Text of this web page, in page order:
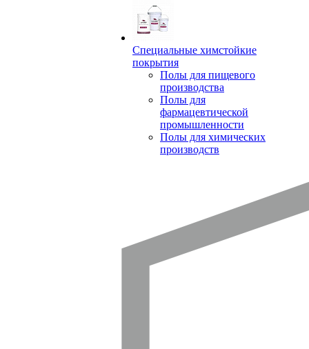
Специальные химстойкие
покрытия
Полы для пищевого
производства
Полы для
фармацевтической
промышленности
Полы для химических
производств